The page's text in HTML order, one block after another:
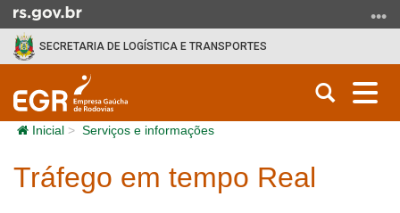
Ir para o conteúdo
SECRETARIA DE LOGÍSTICA E TRANSPORTES
Abrir a
Início do conteúdo
Inicial Serviços e informações
Tráfego em tempo Real